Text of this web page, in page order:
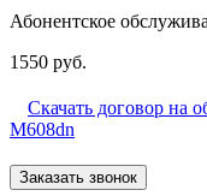
Абонентское
1550 руб.
Скачать договор на
M608dn
Заказать звонок